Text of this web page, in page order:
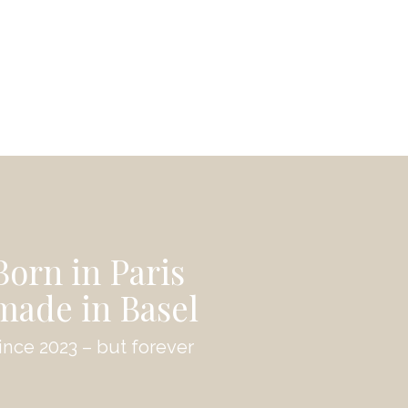
in Paris
in Basel
2023 – but forever